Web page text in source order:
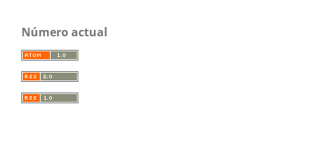
Número actual